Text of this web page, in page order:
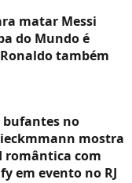
matar Messi
do Mundo é
também
bufantes no
mostra
romântica com
em evento no RJ